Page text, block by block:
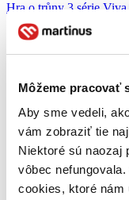
Môžeme pracovať
Aby sme vedeli,
vám zobraziť tie
Niektoré sú naozaj
vôbec
cookies, ktoré
Hra o trůny 3.série Viva
CZ
5DVD
Lena Headey
Nikolaj Coster-
Emilia Clarke
ďalší
Ve třetí sérii
Lannisterové sotva
Stannise Baratheona z